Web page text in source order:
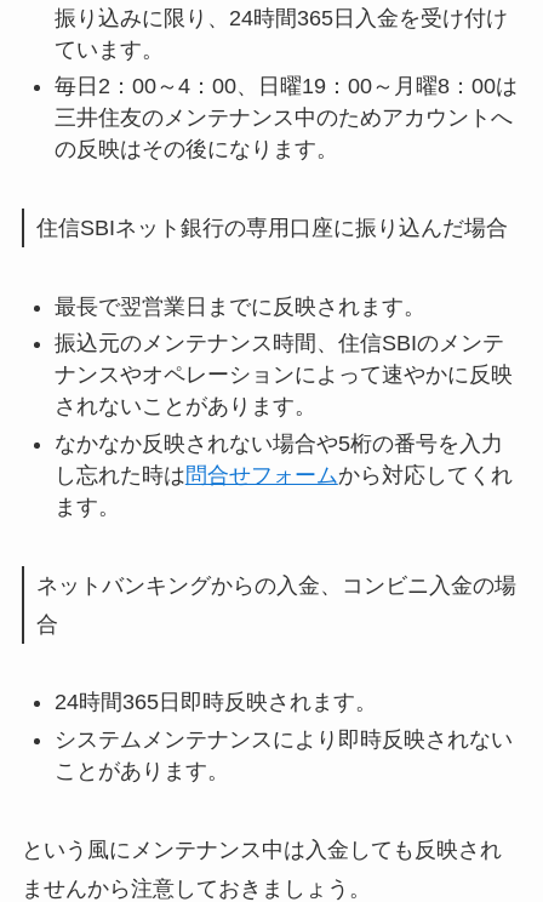
振り込みに限り、24時間365日入金を受け付け
ています。
毎日2：00～4：00、日曜19：00～月曜8：00は
三井住友のメンテナンス中のためアカウントへ
の反映はその後になります。
住信SBIネット銀行の専用口座に振り込んだ場合
最長で翌営業日までに反映されます。
振込元のメンテナンス時間、住信SBIのメンテ
ナンスやオペレーションによって速やかに反映
されないことがあります。
なかなか反映されない場合や5桁の番号を入力
し忘れた時は問合せフォームから対応してくれ
ます。
ネットバンキングからの入金、コンビニ入金の場
合
24時間365日即時反映されます。
システムメンテナンスにより即時反映されない
ことがあります。
という風にメンテナンス中は入金しても反映され
ませんから注意しておきましょう。